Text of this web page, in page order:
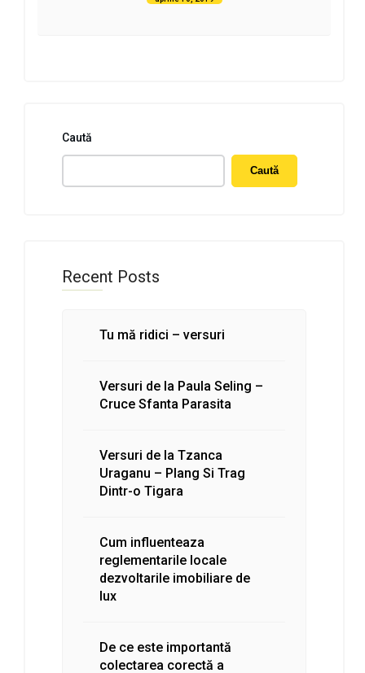
Caută
Caută
Recent Posts
Tu mă ridici – versuri
Versuri de la Paula Seling –
Cruce Sfanta Parasita
Versuri de la Tzanca
Uraganu – Plang Si Trag
Dintr-o Tigara
Cum influenteaza
reglementarile locale
dezvoltarile imobiliare de
lux
De ce este importantă
colectarea corectă a